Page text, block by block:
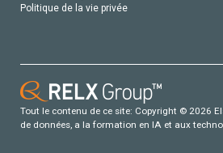
Politique de la vie privée
Tout le contenu de ce site: Copyright © 2026
de données, a la formation en IA et aux